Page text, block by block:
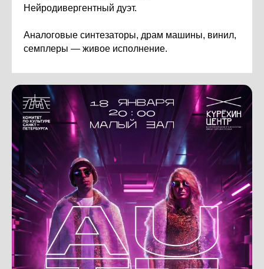
Нейродивергентный дуэт.
Аналоговые синтезаторы, драм машины, винил,
семплеры — живое исполнение.